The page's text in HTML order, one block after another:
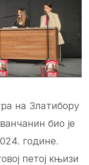
на Златибору
био је
године.
петој књизи